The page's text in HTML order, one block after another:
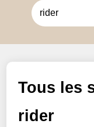
Tous les
rider